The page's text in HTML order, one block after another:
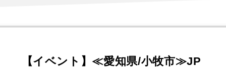
【イベント】≪愛知県/小牧市≫JP